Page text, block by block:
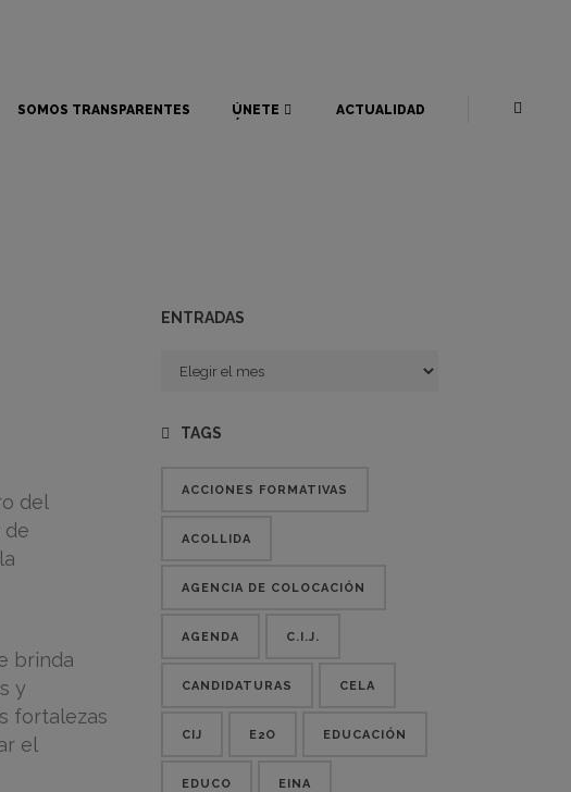
SOMOS TRANSPARENTES
ÚNETE
ACTUALIDAD
del
de
brinda
y
fortalezas
el
ENTRADAS
Entradas
TAGS
ACCIONES FORMATIVAS
ACOLLIDA
AGENCIA DE COLOCACIÓN
AGENDA C.I.J.
CANDIDATURAS CELA
CIJ E2O EDUCACIÓN
EDUCO EINA